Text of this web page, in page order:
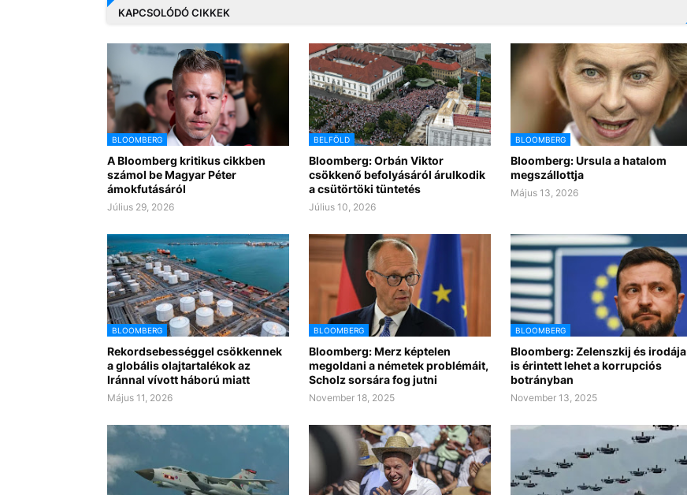
KAPCSOLÓDÓ CIKKEK
BLOOMBERG
A Bloomberg kritikus cikkben
számol be Magyar Péter
ámokfutásáról
Július 29, 2026
BELFÖLD
Bloomberg: Orbán Viktor
csökkenő befolyásáról árulkodik
a csütörtöki tüntetés
Július 10, 2026
BLOOMBERG
Bloomberg: Ursula a hatalom
megszállottja
Május 13, 2026
BLOOMBERG
Rekordsebességgel csökkennek
a globális olajtartalékok az
Iránnal vívott háború miatt
Május 11, 2026
BLOOMBERG
Bloomberg: Merz képtelen
megoldani a németek problémáit,
Scholz sorsára fog jutni
November 18, 2025
BLOOMBERG
Bloomberg: Zelenszkij és irodája
is érintett lehet a korrupciós
botrányban
November 13, 2025